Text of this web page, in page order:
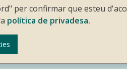
per confirmar que esteu
política de privadesa.